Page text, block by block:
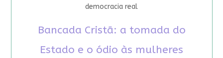
democracia real
Bancada Cristã: a tomada do
Estado e o ódio às mulheres